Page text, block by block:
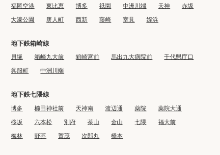
福岡空港 東比恵 博多 祇園 中洲川端 天神
赤坂
大濠公園
唐人町 西新 藤崎 室見 姪浜
地下鉄箱崎線
貝塚 箱崎九大前 箱崎宮前 馬出九大病院前
千代県庁口
呉服町
中洲川端
地下鉄七隈線
博多 櫛田神社前 天神南 渡辺通 薬院
薬院大通
桜坂
六本松 別府 茶山 金山 七隈
福大前
梅林
野芥 賀茂 次郎丸 橋本